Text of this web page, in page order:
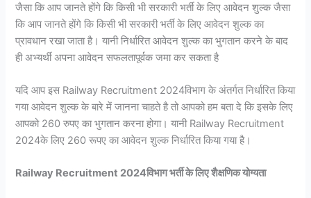
जैसा कि आप जानते होंगे कि किसी भी सरकारी भर्ती के लिए आवेदन शुल्क जैसा
कि आप जानते होंगे कि किसी भी सरकारी भर्ती के लिए आवेदन शुल्क का
प्रावधान रखा जाता है। यानी निर्धारित आवेदन शुल्क का भुगतान करने के बाद
ही अभ्यर्थी अपना आवेदन सफलतापूर्वक जमा कर सकता है
यदि आप इस Railway Recruitment 2024विभाग के अंतर्गत निर्धारित किया
गया आवेदन शुल्क के बारे में जानना चाहते है तो आपको हम बता दे कि इसके लिए
आपको 260 रुपए का भुगतान करना होगा। यानी Railway Recruitment
2024के लिए 260 रूपए का आवेदन शुल्क निर्धारित किया गया है।
Railway Recruitment 2024विभाग भर्ती के लिए शैक्षणिक योग्यता